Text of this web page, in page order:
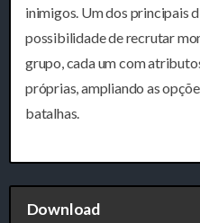
inimigos. Um dos principais
possibilidade de recrutar
grupo, cada um com
próprias, ampliando as
batalhas.
Download